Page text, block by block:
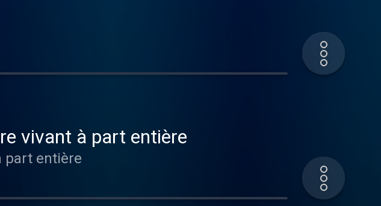
vivant à part entière
part entière